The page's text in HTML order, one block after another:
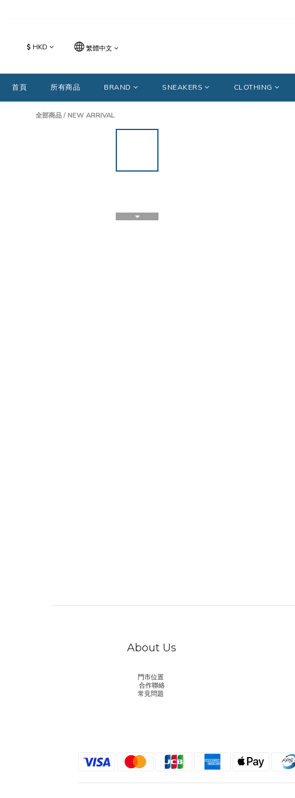
$ HKD 繁體中文
首頁 所有商品 BRAND SNEAKERS CLOTHING
全部商品 / NEW ARRIVAL
About Us
門市位置
合作聯絡
常見問題